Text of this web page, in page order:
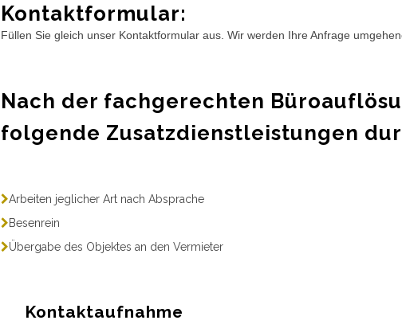
Kontaktformular:
Füllen Sie gleich unser Kontaktformular aus. Wir werden Ihre Anfrage
Nach der fachgerechten
folgende Zusatzdienstleistungen
Arbeiten jeglicher Art nach Absprache
Besenrein
Übergabe des Objektes an den Vermieter
Kontaktaufnahme